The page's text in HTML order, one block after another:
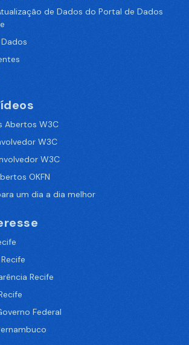
de Dados do Portal de Dados
Abertos W3C
W3C
W3C
OKFN
um dia a dia melhor
Recife
Federal